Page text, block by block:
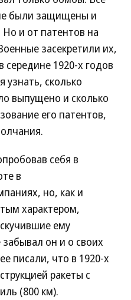
были защищены и
и от патентов на
засекретили их,
середине 1920-х годов
узнать, сколько
выпущено и сколько
его патентов,
себя в
в
но, как и
характером,
ему
он и о своих
писали, что в 1920-х
ракеты с
(800 км).